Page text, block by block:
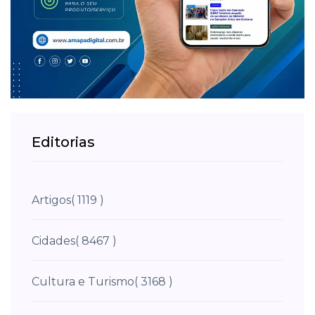
Editorias
Artigos( 1119 )
Cidades( 8467 )
Cultura e Turismo( 3168 )